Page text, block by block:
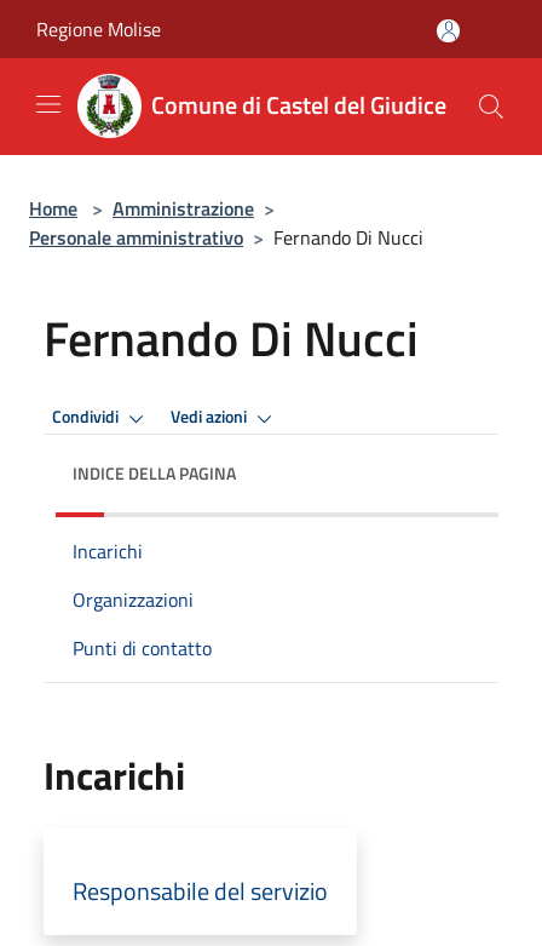
Regione Molise
Comune di Castel del Giudice
Home > Amministrazione >
Personale amministrativo > Fernando Di Nucci
Fernando Di Nucci
Condividi Vedi azioni
INDICE DELLA PAGINA
Incarichi
Organizzazioni
Punti di contatto
Incarichi
Responsabile del servizio